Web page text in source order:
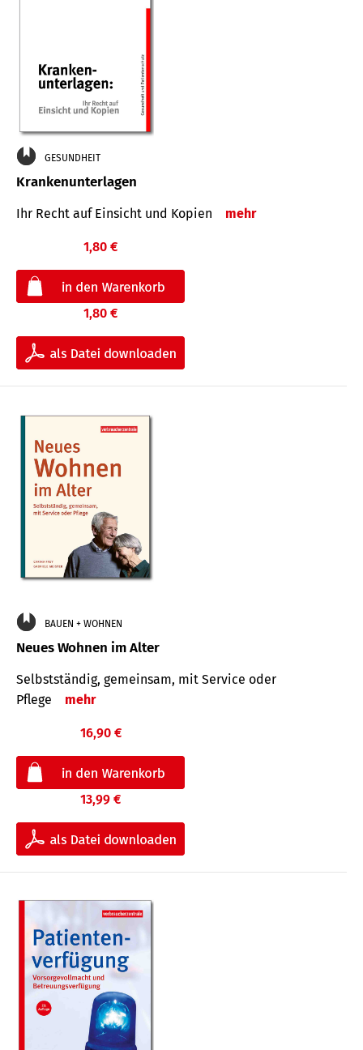
GESUNDHEIT
Krankenunterlagen
Ihr Recht auf Einsicht und Kopien mehr
1,80 €
1,80 €
BAUEN + WOHNEN
Neues Wohnen im Alter
Selbstständig, gemeinsam, mit Service oder
Pflege
mehr
16,90 €
13,99 €